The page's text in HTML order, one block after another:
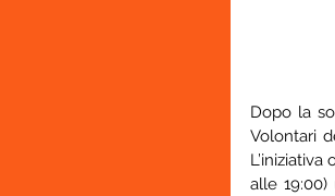
Dopo la
Volontari
alle